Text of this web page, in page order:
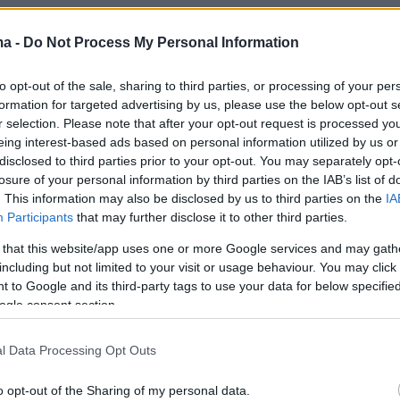
- Do Not Process My Personal Information
opt-out of the sale, sharing to third parties, or processing of your
for targeted advertising by us, please use the below opt-out
selection. Please note that after your opt-out request is processed
interest-based ads based on personal information utilized by us
to third parties prior to your opt-out. You may separately
of your personal information by third parties on the IAB’s list of
This information may also be disclosed by us to third parties on the
Participants that may further disclose it to other third parties.
that this website/app uses one or more Google services and may
but not limited to your visit or usage behaviour. You may
to Google and its third-party tags to use your data for below
consent section.
Data Processing Opt Outs
opt-out of the Sharing of my personal data.
μετά την αποφυλάκισή μου βρισκόμουν σε
Συνέχιζαν να αιωρούνται σε βάρος
κατηγορίες πουοι υποκινητές της
το θράσος να μου απευθύνουν, ενώ
περιοριστικών μέτρων στη σύζυγό
- παρουσίες στο Τμήμα, απαγόρευση
τη χώρα και δεσμεύσεις των εισοδημάτων
στοιχείων.
είναι ευπρόσδεκτη. Σηματοδοτεί την
τελευταία πράξη του πολιτικο-δικαστικού
μεθοδεύτηκε και υλοποιήθηκε εναντίον
είχα δηλώσει ότι «